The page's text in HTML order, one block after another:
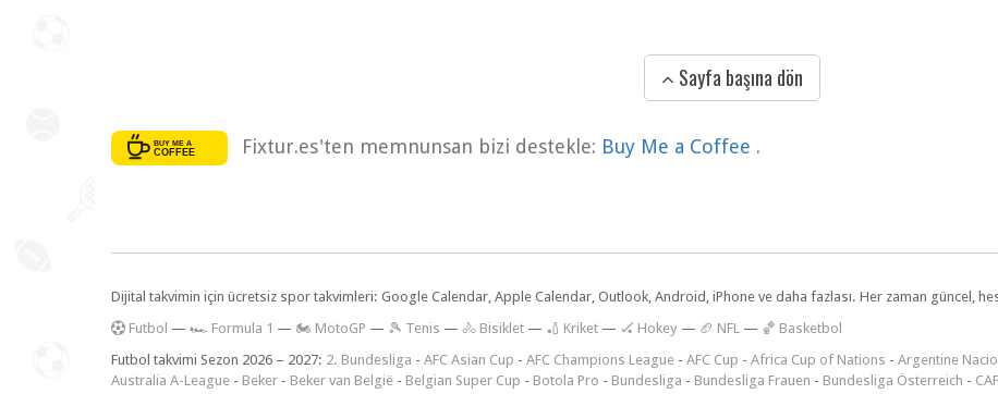
Sayfa başına dön
Fixtur.es'ten memnunsan bizi destekle: Buy Me a Coffee .
Dijital takvimin için ücretsiz spor takvimleri: Google Calendar, Apple Calendar, Outlook, Android, iPhone ve daha fazlası. Her zaman güncel,
Futbol — 🏎️ Formula 1 — 🏍 MotoGP — 🎾 Tenis — 🚴 Bisiklet — 🏏 Kriket — 🏑 Hokey — 🏈 NFL — 🏀 Basketbol
Futbol takvimi Sezon 2026 – 2027: 2. Bundesliga - AFC Asian Cup - AFC Champions League - AFC Cup - Africa Cup of Nations - Argentine
Australia A-League - Beker - Beker van België - Belgian Super Cup - Botola Pro - Bundesliga - Bundesliga Frauen - Bundesliga Österreich -